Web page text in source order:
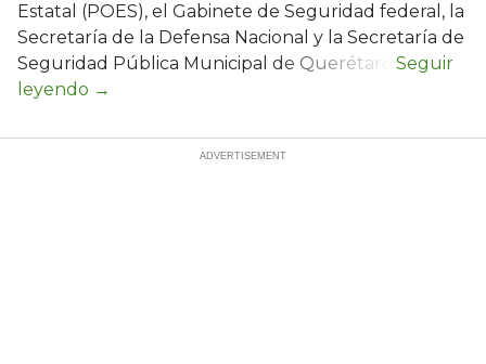
Estatal (POES), el Gabinete de Seguridad federal, la
Secretaría de la Defensa Nacional y la Secretaría de
Seguridad Pública Municipal de Querétaro.